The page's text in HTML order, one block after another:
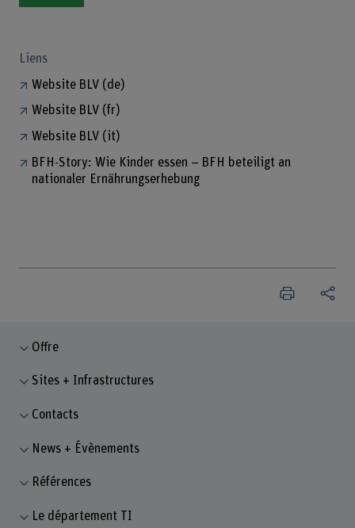
Liens
Website BLV (de)
Website BLV (fr)
Website BLV (it)
BFH-Story: Wie Kinder essen – BFH beteiligt an
nationaler Ernährungserhebung
Offre
Sites + Infrastructures
Contacts
News + Évènements
Références
Le département TI